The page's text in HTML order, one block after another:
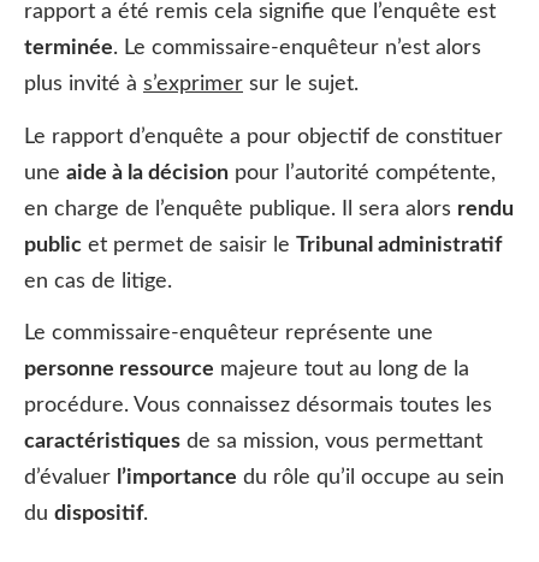
rapport a été remis cela signifie que l’enquête est
terminée. Le commissaire-enquêteur n’est alors
plus invité à s’exprimer sur le sujet.
Le rapport d’enquête a pour objectif de constituer
une aide à la décision pour l’autorité compétente,
en charge de l’enquête publique. Il sera alors rendu
public et permet de saisir le Tribunal administratif
en cas de litige.
Le commissaire-enquêteur représente une
personne ressource majeure tout au long de la
procédure. Vous connaissez désormais toutes les
caractéristiques de sa mission, vous permettant
d’évaluer l’importance du rôle qu’il occupe au sein
du dispositif.